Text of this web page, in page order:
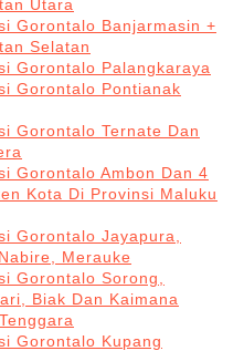
Utara
Gorontalo Banjarmasin +
Selatan
Gorontalo Palangkaraya
Gorontalo Pontianak
Gorontalo Ternate Dan
Gorontalo Ambon Dan 4
Kota Di Provinsi Maluku
Gorontalo Jayapura,
Merauke
Gorontalo Sorong,
Biak Dan Kaimana
Gorontalo Kupang